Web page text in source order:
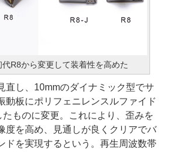
R8から変更して装着性を高めた
し、10mmのダイナミック型でサ
動板にポリフェニレンスルファイド
ものに変更。これにより、歪みを
度を高め、見通しが良くクリアでバ
ドを実現するという。再生周波数帯